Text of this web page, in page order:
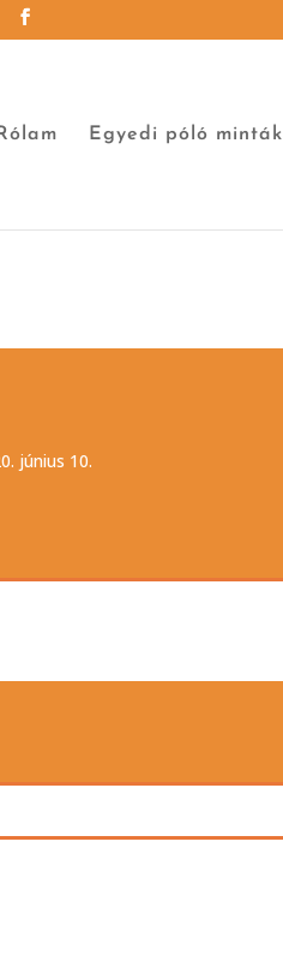
Rólam Egyedi póló minták
június 10.